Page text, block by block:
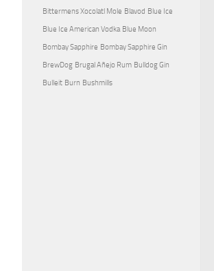
Bittermens Xocolatl Mole Blavod Blue Ice
Blue Ice American Vodka Blue Moon
Bombay Sapphire Bombay Sapphire Gin
BrewDog Brugal Añejo Rum Bulldog Gin
Bulleit Burn Bushmills